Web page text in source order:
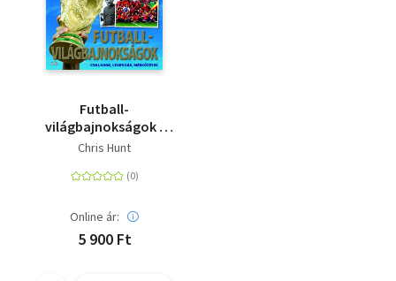
Futball-
világbajnokságok -
Csillagok, legendák,
Chris Hunt
Online ár:
5 900 Ft